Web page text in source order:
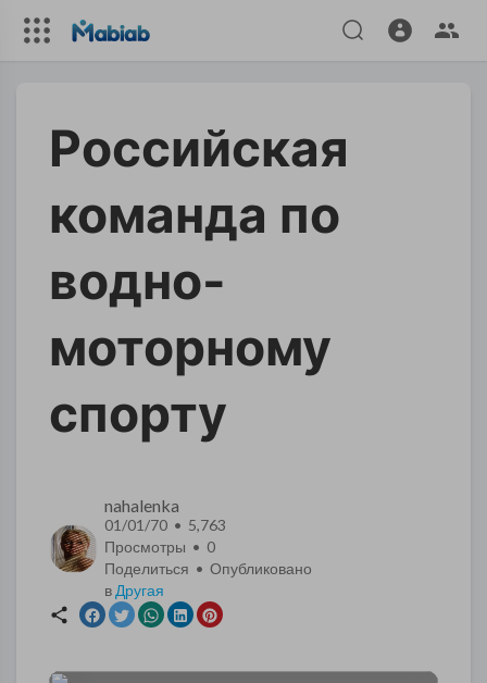
Российская
команда по
водно-
моторному
спорту
nahalenka
01/01/70 • 5,763
Просмотры • 0
Поделиться • Опубликовано
в Другая